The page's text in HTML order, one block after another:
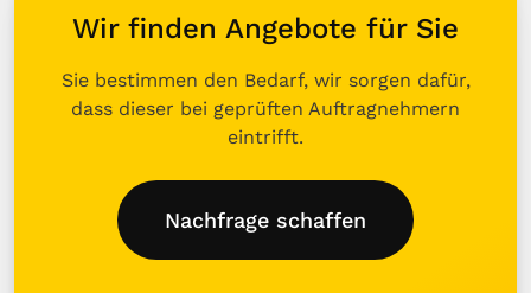
Wir finden Angebote für Sie
Sie bestimmen den Bedarf, wir sorgen dafür,
dass dieser bei geprüften Auftragnehmern
eintrifft.
Nachfrage schaffen